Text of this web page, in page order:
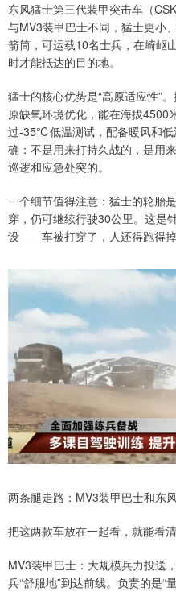
东风猛士第三代装甲突击车（
与MV3装甲巴士不同，猛士更
箭筒，可运载10名士兵，在崎岖
时才能抵达的目的地。
猛士的核心优势是“高原适应性”
原缺氧环境优化，能在海拔4500
过-35℃低温测试，配备暖风和低
确：不是用来打持久战的，是用
巡逻和应急处突的。
一个细节值得注意：猛士的轮胎
穿，仍可继续行驶30公里。这是
设——车被打穿了，人还得跑得掉
两条腿走路：MV3装甲巴士和东
把这两款车放在一起看，就能看
MV3装甲巴士：大规模兵力投送
兵“舒服地”到达前线。负责的是“量